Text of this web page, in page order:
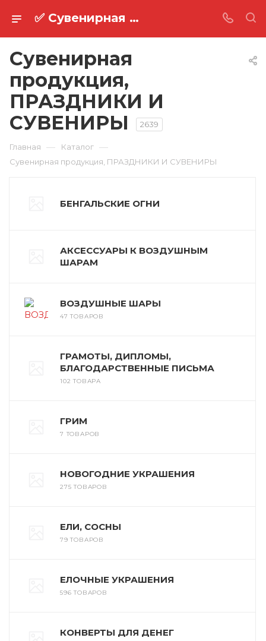
✅ Сувенирная продукция
Сувенирная
продукция,
ПРАЗДНИКИ И
СУВЕНИРЫ
2639
Главная — Каталог —
Сувенирная продукция, ПРАЗДНИКИ И СУВЕНИРЫ
БЕНГАЛЬСКИЕ ОГНИ
АКСЕССУАРЫ К ВОЗДУШНЫМ
ШАРАМ
ВОЗДУШНЫЕ ШАРЫ
47 ТОВАРОВ
ГРАМОТЫ, ДИПЛОМЫ,
БЛАГОДАРСТВЕННЫЕ ПИСЬМА
102 ТОВАРА
ГРИМ
7 ТОВАРОВ
НОВОГОДНИЕ УКРАШЕНИЯ
275 ТОВАРОВ
ЕЛИ, СОСНЫ
79 ТОВАРОВ
ЕЛОЧНЫЕ УКРАШЕНИЯ
596 ТОВАРОВ
КОНВЕРТЫ ДЛЯ ДЕНЕГ